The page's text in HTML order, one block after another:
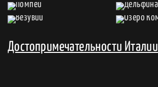
Достопримечательности Италии